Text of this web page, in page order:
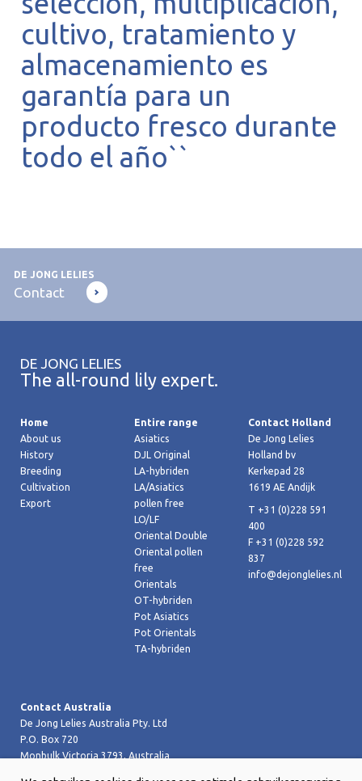
cultivo, tratamiento y
almacenamiento es
garantía para un
producto fresco durante
todo el año``
DE JONG LELIES
Contact
DE JONG LELIES
The all-round lily expert.
Home
About us
History
Breeding
Cultivation
Export
Entire range
Asiatics
DJL Original
LA-hybriden
LA/Asiatics
pollen free
LO/LF
Oriental Double
Oriental pollen
free
Orientals
OT-hybriden
Pot Asiatics
Pot Orientals
TA-hybriden
Contact Holland
De Jong Lelies
Holland bv
Kerkepad 28
1619 AE Andijk
T +31 (0)228 591
400
F +31 (0)228 592
837
info@dejonglelies.nl
Contact Australia
De Jong Lelies Australia Pty. Ltd
P.O. Box 720
Monbulk Victoria 3793, Australia
T +61 (0)359 619 188